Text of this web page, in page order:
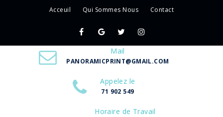
Acceuil Qui Sommes Nous Contact
Mail
PANORAMICPRINT@GMAIL.COM
Appelez le
71 902 549
Horaire de Travail